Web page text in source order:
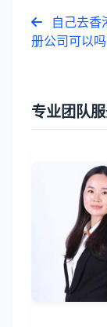
自己去香
册公司可以吗
专业团队